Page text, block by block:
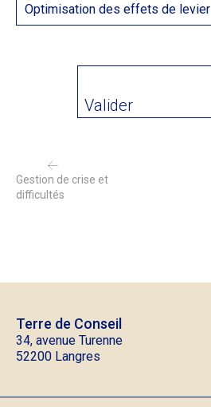
Optimisation des effets de levier
Valider
Gestion de crise et
difficultés
Terre de Conseil
34, avenue Turenne
52200 Langres